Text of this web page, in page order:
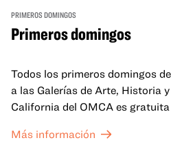
PRIMEROS DOMINGOS
Primeros domingos
Todos los primeros domingos
a las Galerías de Arte, Historia
California del OMCA es
a un precio reducido de 6 $.
Más información